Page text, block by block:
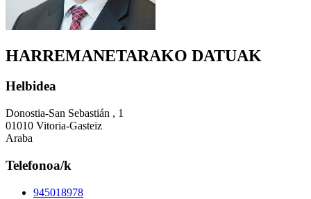
HARREMANETARAKO DATUAK
Helbidea
Donostia-San Sebastián , 1
01010 Vitoria-Gasteiz
Araba
Telefonoa/k
945018978